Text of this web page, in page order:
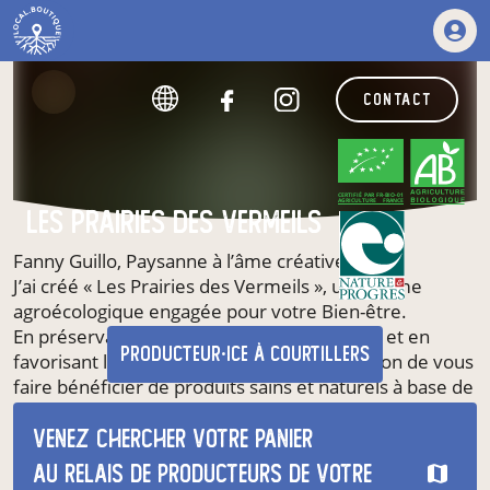
contact
Les Prairies des Vermeils
CERTIFIÉ PAR FR-BIO-01
AGRICULTURE FRANCE
producteur·ice à Courtillers
Venez chercher votre panier
au relais de producteurs de votre
Fanny Guillo, Paysanne à l’âme créative.
J’ai créé « Les Prairies des Vermeils », une ferme
agroécologique engagée pour votre Bien-être.
En préservant la biodiversité qui m'entoure et en
favorisant les circuits courts, j'ai pour vocation de vous
faire bénéficier de produits sains et naturels à base de
plantes, cultivées et transformées par mes soins
(tisanes, hydrolats, cosmétiques…) en Agriculture
Biologique et sous la mention Nature & Progrès.